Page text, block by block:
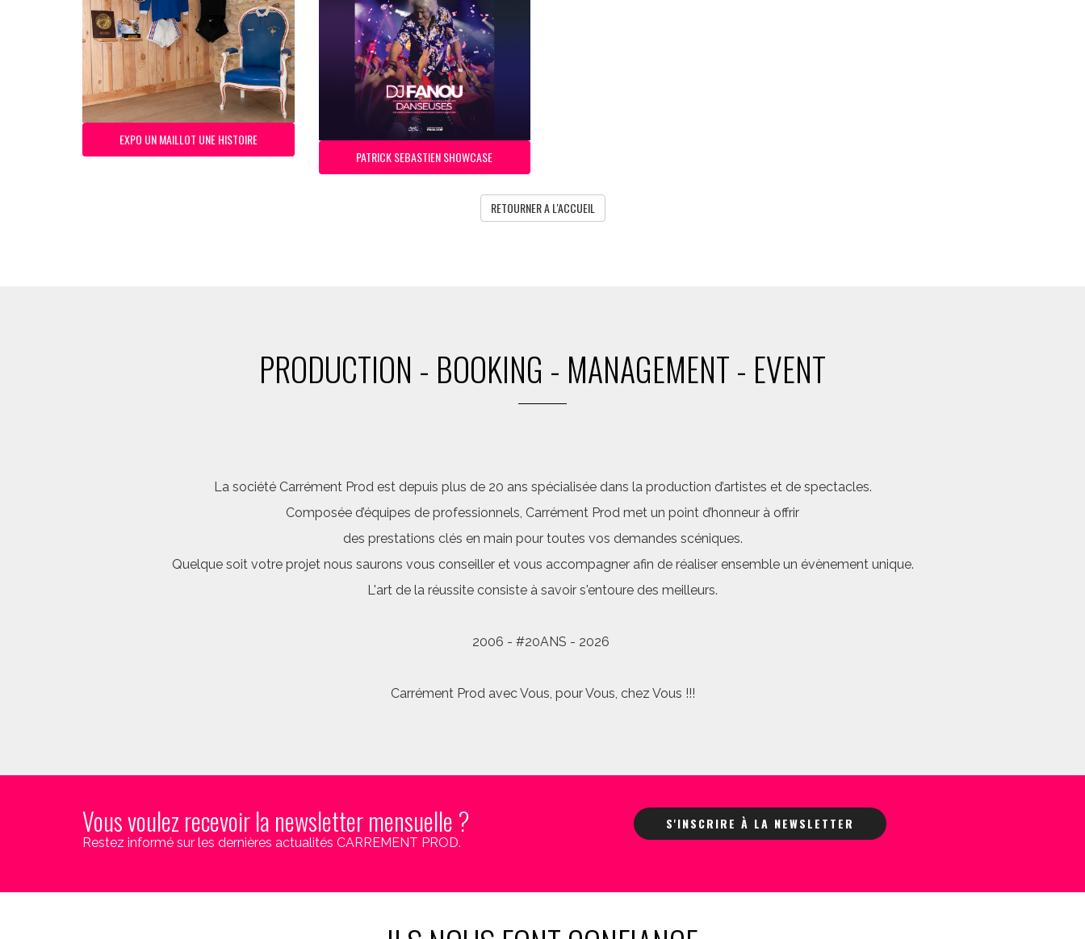
EXPO UN MAILLOT UNE HISTOIRE
PATRICK SEBASTIEN SHOWCASE
RETOURNER A L'ACCUEIL
PRODUCTION - BOOKING - MANAGEMENT - EVENT
La société Carrément Prod est depuis plus de 20 ans spécialisée dans la production d’artistes et de spectacles.
Composée d’équipes de professionnels, Carrément Prod met un point d’honneur à offrir
des prestations clés en main pour toutes vos demandes scéniques.
Quelque soit votre projet nous saurons vous conseiller et vous accompagner afin de réaliser ensemble un évènement unique.
L'art de la réussite consiste à savoir s'entoure des meilleurs.
2006 - #20ANS - 2026
Carrément Prod avec Vous, pour Vous, chez Vous !!!
Vous voulez recevoir la newsletter mensuelle ?
Restez informé sur les dernières actualités CARREMENT PROD.
S'INSCRIRE À LA NEWSLETTER